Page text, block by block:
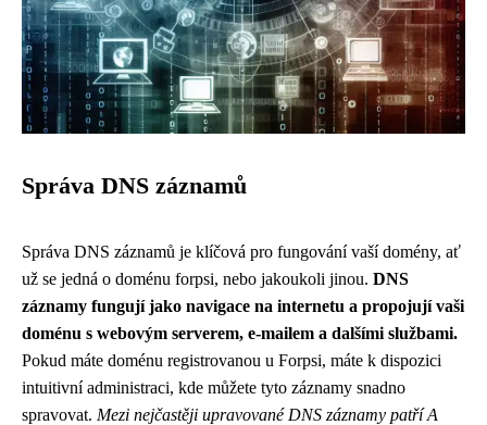
Správa DNS záznamů
Správa DNS záznamů je klíčová pro fungování vaší domény, ať
už se jedná o doménu forpsi, nebo jakoukoli jinou. DNS
záznamy fungují jako navigace na internetu a propojují vaši
doménu s webovým serverem, e-mailem a dalšími službami.
Pokud máte doménu registrovanou u Forpsi, máte k dispozici
intuitivní administraci, kde můžete tyto záznamy snadno
spravovat. Mezi nejčastěji upravované DNS záznamy patří A